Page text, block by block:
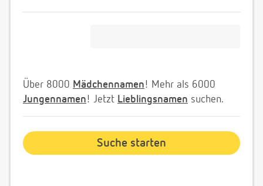
Über 8000 Mädchennamen! Mehr als 6000
Jungennamen! Jetzt Lieblingsnamen suchen.